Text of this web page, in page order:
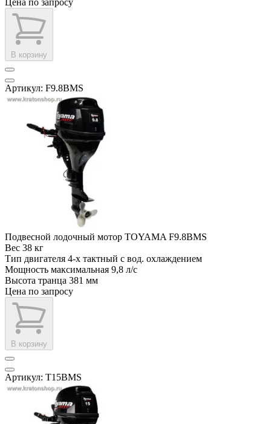
В корзину
Артикул: F9.8BMS
Подвесной лодочный мотор TOYAMA F9.8BMS
Вес 38 кг
Тип двигателя 4-х тактный с вод. охлаждением
Мощность максимальная 9,8 л/с
Высота транца 381 мм
Цена по запросу
В корзину
Артикул: T15BMS